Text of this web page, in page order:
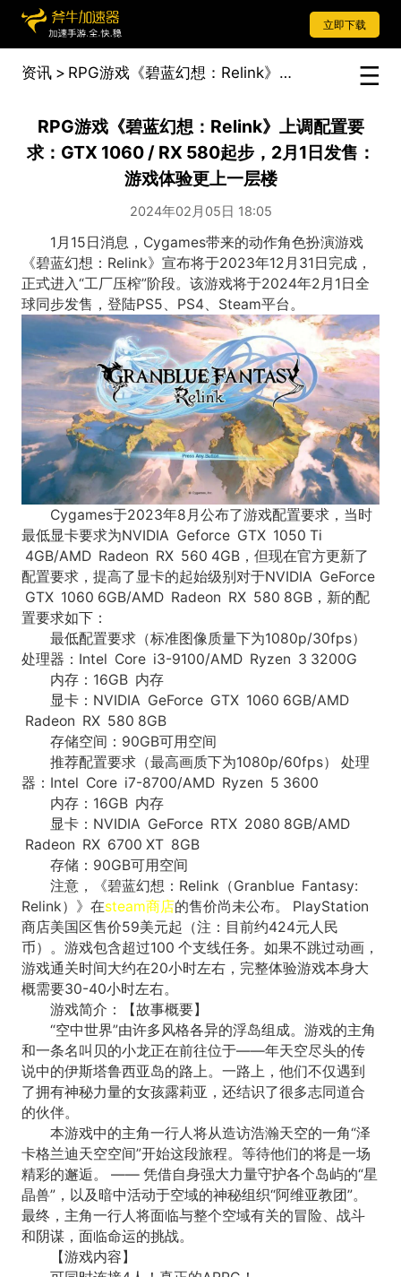
立即下载
资讯 > RPG游戏《碧蓝幻想：Relink》上调配置要求：GTX 1060 / RX 580起步，2月1日发售：游戏体验更上一层楼
RPG游戏《碧蓝幻想：Relink》上调配置要
求：GTX 1060 / RX 580起步，2月1日发售：
游戏体验更上一层楼
2024年02月05日 18:05
1月15日消息，Cygames带来的动作角色扮演游戏
《碧蓝幻想：Relink》宣布将于2023年12月31日完成，
正式进入“工厂压榨”阶段。该游戏将于2024年2月1日全
球同步发售，登陆PS5、PS4、Steam平台。
Cygames于2023年8月公布了游戏配置要求，当时
最低显卡要求为NVIDIA Geforce GTX 1050 Ti
4GB/AMD Radeon RX 560 4GB，但现在官方更新了
配置要求，提高了显卡的起始级别对于NVIDIA GeForce
GTX 1060 6GB/AMD Radeon RX 580 8GB，新的配
置要求如下：
最低配置要求（标准图像质量下为1080p/30fps）
处理器：Intel Core i3-9100/AMD Ryzen 3 3200G
内存：16GB 内存
显卡：NVIDIA GeForce GTX 1060 6GB/AMD
Radeon RX 580 8GB
存储空间：90GB可用空间
推荐配置要求（最高画质下为1080p/60fps） 处理
器：Intel Core i7-8700/AMD Ryzen 5 3600
内存：16GB 内存
显卡：NVIDIA GeForce RTX 2080 8GB/AMD
Radeon RX 6700 XT 8GB
存储：90GB可用空间
注意，《碧蓝幻想：Relink（Granblue Fantasy:
Relink）》在steam商店的售价尚未公布。 PlayStation
商店美国区售价59美元起（注：目前约424元人民
币）。游戏包含超过100 个支线任务。如果不跳过动画，
游戏通关时间大约在20小时左右，完整体验游戏本身大
概需要30-40小时左右。
游戏简介：【故事概要】
“空中世界”由许多风格各异的浮岛组成。游戏的主角
和一条名叫贝的小龙正在前往位于——年天空尽头的传
说中的伊斯塔鲁西亚岛的路上。一路上，他们不仅遇到
了拥有神秘力量的女孩露莉亚，还结识了很多志同道合
的伙伴。
本游戏中的主角一行人将从造访浩瀚天空的一角“泽
卡格兰迪天空空间”开始这段旅程。等待他们的将是一场
精彩的邂逅。 —— 凭借自身强大力量守护各个岛屿的“星
晶兽”，以及暗中活动于空域的神秘组织“阿维亚教团”。
最终，主角一行人将面临与整个空域有关的冒险、战斗
和阴谋，面临命运的挑战。
【游戏内容】